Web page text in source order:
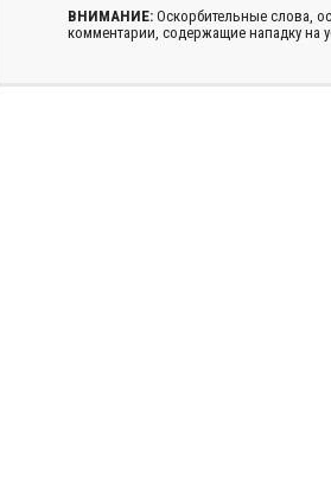
ВНИМАНИЕ: Оскорбительные слова,
комментарии, содержащие нападку на